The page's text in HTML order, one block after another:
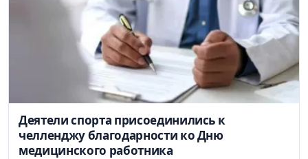
Деятели спорта присоединились к
челленджу благодарности ко Дню
медицинского работника